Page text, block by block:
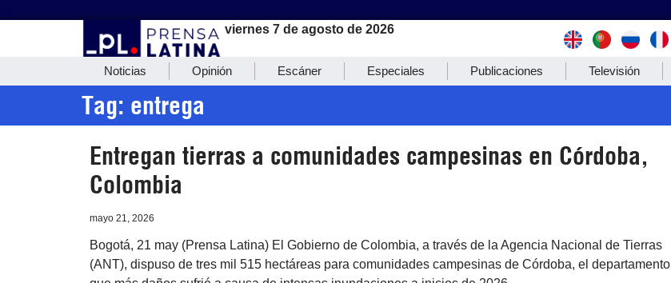
viernes 7 de agosto de 2026
Noticias Opinión Escáner Especiales Publicaciones Televisión
Tag: entrega
Entregan tierras a comunidades campesinas en Córdoba,
Colombia
mayo 21, 2026
Bogotá, 21 may (Prensa Latina) El Gobierno de Colombia, a través de la Agencia Nacional de Tierras
(ANT), dispuso de tres mil 515 hectáreas para comunidades campesinas de Córdoba, el departamento